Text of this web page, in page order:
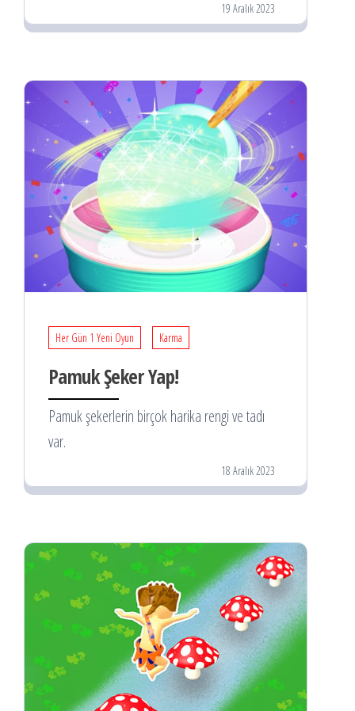
19 Aralık 2023
Her Gün 1 Yeni Oyun Karma
Pamuk Şeker Yap!
Pamuk şekerlerin birçok harika rengi ve tadı
var.
18 Aralık 2023